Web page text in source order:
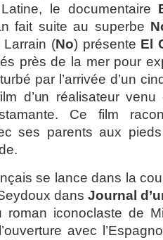
le documentaire
fait suite au superbe
Larrain (No) présente El
près de la mer pour
par l’arrivée d’un
d’un réalisateur
Ce film
ses parents aux
se lance dans la
dansJournal
roman iconoclaste de
avec